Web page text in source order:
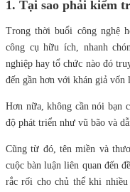
1. Tại sao phải kiểm
Trong thời buổi công nghệ
công cụ hữu ích, nhanh
nghiệp hay tổ chức nào đó
đến gần hơn với khán giả vốn
Hơn nữa, không cần nói bạn
độ phát triển như vũ bão và
Cũng từ đó, tên miền và
cuộc bàn luận liên quan đến
rắc rối cho chủ thể khi